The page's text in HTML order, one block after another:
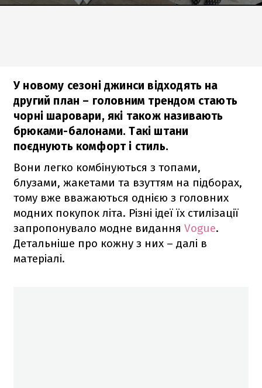
У новому сезоні джинси відходять на
другий план – головним трендом стають
чорні шаровари, які також називають
брюками-балонами. Такі штани
поєднують комфорт і стиль.
Вони легко комбінуються з топами,
блузами, жакетами та взуттям на підборах,
тому вже вважаються однією з головних
модних покупок літа. Різні ідеї їх стилізації
запропонувало модне видання Vogue.
Детальніше про кожну з них – далі в
матеріалі.